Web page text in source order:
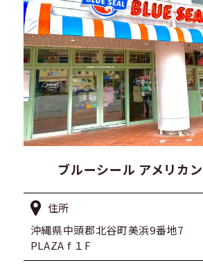
ブルーシール アメリカ
住所
沖縄県中頭郡北谷町美浜9番地7
PLAZA f １F